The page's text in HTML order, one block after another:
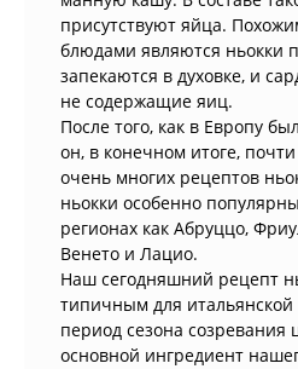
присутствуют яйца.
блюдами являются ньокки
запекаются в духовке, и
не содержащие яиц.
После того, как в Европу
он, в конечном итоге,
очень многих рецептов
ньокки особенно
регионах как Абруццо,
Венето и Лацио.
Наш сегодняшний рецепт
типичным для итальянской
период сезона созревания
основной ингредиент